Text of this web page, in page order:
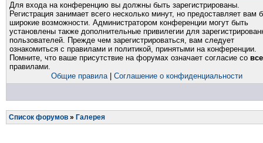
Для входа на конференцию вы должны быть зарегистрированы.
Регистрация занимает всего несколько минут, но предоставляет вам
широкие возможности. Администратором конференции могут быть
установлены также дополнительные привилегии для
пользователей. Прежде чем зарегистрироваться, вам следует
ознакомиться с правилами и политикой, принятыми на конференции.
Помните, что ваше присутствие на форумах означает согласие со
правилами.
Общие правила| Соглашение о конфиденциальности
Список форумов » Галерея